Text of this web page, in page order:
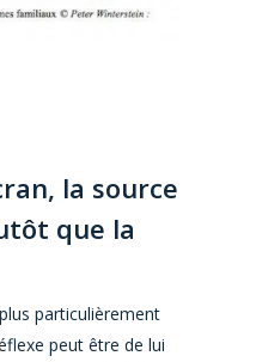
la source
que la
particulièrement
peut être de lui